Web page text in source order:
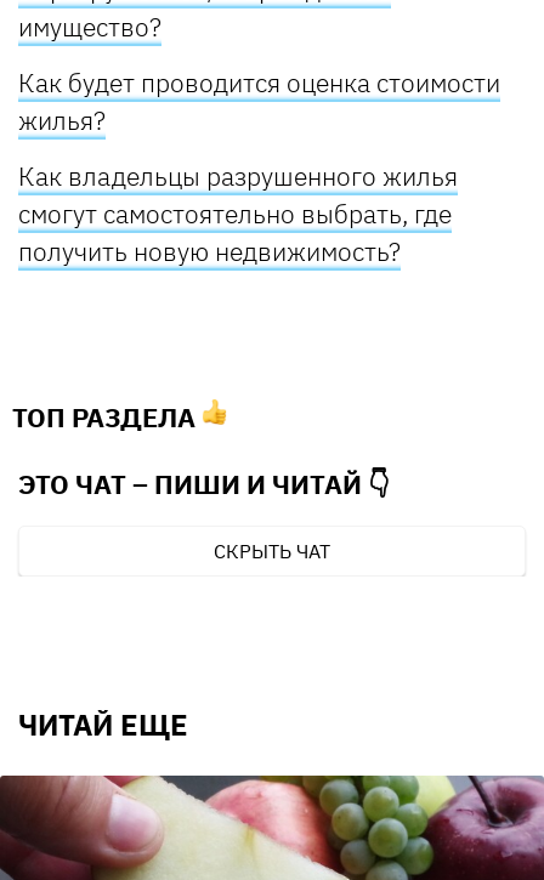
имущество?
Как будет проводится оценка стоимости
жилья?
Как владельцы разрушенного жилья
смогут самостоятельно выбрать, где
получить новую недвижимость?
ТОП РАЗДЕЛА
ЭТО ЧАТ – ПИШИ И ЧИТАЙ 👇
СКРЫТЬ ЧАТ
ЧИТАЙ ЕЩЕ